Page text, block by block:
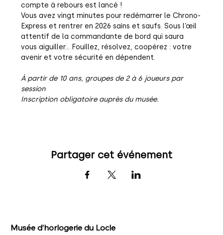
compte à rebours est lancé !
Vous avez vingt minutes pour redémarrer le Chrono-
Express et rentrer en 2026 sains et saufs. Sous l’œil
attentif de la commandante de bord qui saura
vous aiguiller… Fouillez, résolvez, coopérez : votre
avenir et votre sécurité en dépendent.
À partir de 10 ans, groupes de 2 à 6 joueurs par
session
Inscription obligatoire auprès du musée.
Partager cet événement
Musée d’horlogerie du Locle